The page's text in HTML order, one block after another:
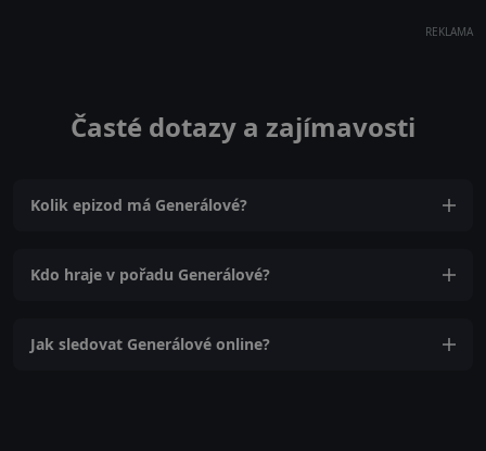
REKLAMA
Časté dotazy a zajímavosti
Kolik epizod má Generálové?
Kdo hraje v pořadu Generálové?
Jak sledovat Generálové online?